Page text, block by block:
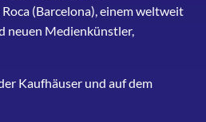
(Barcelona), einem weltweit
neuen Medienkünstler,
Kaufhäuser und auf dem